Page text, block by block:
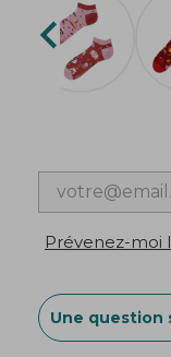

Prévenez-moi
Une question